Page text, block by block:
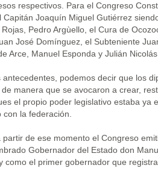
respectivos. Para el Congreso
Joaquín Miguel Gutiérrez
Pedro Argùello, el Cura de
José Domínguez, el Subteniente
Arce, Manuel Esponda y Julián
podemos decir que los
manera que se avocaron a crear,
el propio poder legislativo estaba ya
con la federación.
de ese momento el Congreso
Gobernador del Estado don
el primer gobernador que